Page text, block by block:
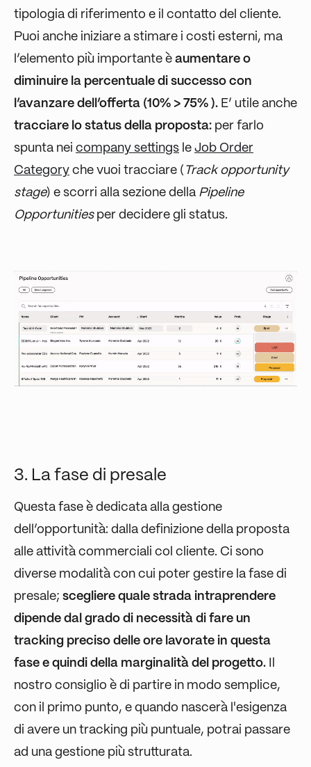
tipologia di riferimento e il contatto del cliente.
Puoi anche iniziare a stimare i costi esterni, ma
l’elemento più importante è aumentare o
diminuire la percentuale di successo con
l’avanzare dell’offerta (10% > 75% ). E’ utile anche
tracciare lo status della proposta: per farlo
spunta nei company settings le Job Order
Category che vuoi tracciare ( Track opportunity
stage) e scorri alla sezione della Pipeline
Opportunitiesper decidere gli status.
3. La fase di presale
Questa fase è dedicata alla gestione
dell’opportunità: dalla definizione della proposta
alle attività commerciali col cliente. Ci sono
diverse modalità con cui poter gestire la fase di
presale; scegliere quale strada intraprendere
dipende dal grado di necessità di fare un
tracking preciso delle ore lavorate in questa
fase e quindi della marginalità del progetto.
nostro consiglio è di partire in modo semplice,
con il primo punto, e quando nascerà l'esigenza
di avere un tracking più puntuale, potrai passare
ad una gestione più strutturata.